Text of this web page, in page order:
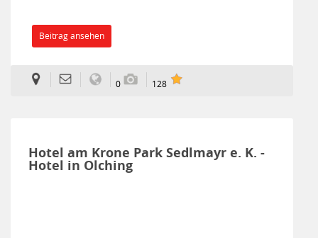
Beitrag ansehen
0 128
Hotel am Krone Park Sedlmayr e. K. -
Hotel in Olching